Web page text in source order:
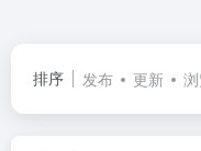
排序 发布 更新